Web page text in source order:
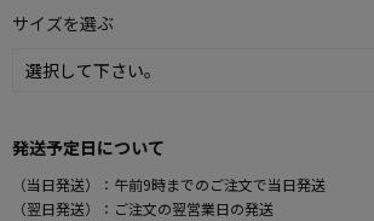
サイズを選ぶ
発送予定日について
（当日発送）：午前9時までのご注文で当日発送
（翌日発送）：ご注文の翌営業日の発送